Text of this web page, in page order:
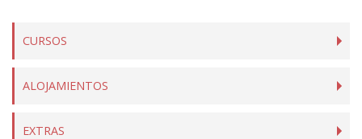
CURSOS
ALOJAMIENTOS
EXTRAS